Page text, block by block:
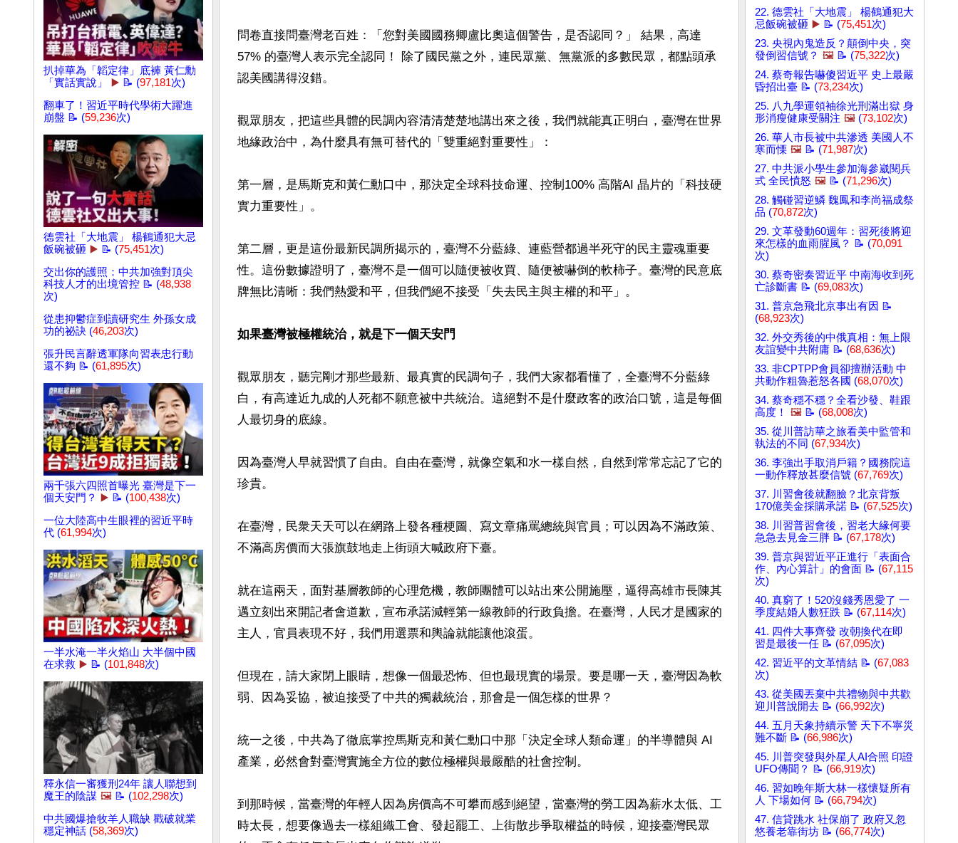
扒掉華為「韜定律」底褲 黃仁勳
「實話實說」
▶️ 📝 (97,181次)
翻車了！習近平時代學術大躍進
崩盤 📝 (59,236次)
德雲社「大地震」 楊鶴通犯大忌
飯碗被砸 ▶️ 📝 (75,451次)
交出你的護照：中共加強對頂尖
科技人才的出境管控 📝 (48,938
次)
從患抑鬱症到讀研究生 外孫女成
功的祕訣 (46,203次)
張升民言辭透軍隊向習表忠行動
還不夠 📝 (61,895次)
兩千張六四照首曝光 臺灣是下一
個天安門？
▶️ 📝 (100,438次)
一位大陸高中生眼裡的習近平時
代 (61,994次)
一半水淹一半火焰山 大半個中國
在求救 ▶️ 📝 (101,848次)
釋永信一審獲刑24年 讓人聯想到
魔王的陰謀 🖼️ 📝 (102,298次)
中共國爆搶牧羊人職缺 戳破就業
穩定神話 (58,369次)
問卷直接問臺灣老百姓：「您對美國國務卿盧比奧這個警告，是否認同？」 結果，高達
57% 的臺灣人表示完全認同！ 除了國民黨之外，連民眾黨、無黨派的多數民眾，都點頭承
認美國講得沒錯。
觀眾朋友，把這些具體的民調內容清清楚楚地講出來之後，我們就能真正明白，臺灣在世界
地緣政治中，為什麼具有無可替代的「雙重絕對重要性」：
第一層，是馬斯克和黃仁勳口中，那決定全球科技命運、控制100% 高階AI 晶片的「科技硬
實力重要性」。
第二層，更是這份最新民調所揭示的，臺灣不分藍綠、連藍營都過半死守的民主靈魂重要
性。這份數據證明了，臺灣不是一個可以隨便被收買、隨便被嚇倒的軟柿子。臺灣的民意底
牌無比清晰：我們熱愛和平，但我們絕不接受「失去民主與主權的和平」。
如果臺灣被極權統治，就是下一個天安門
觀眾朋友，聽完剛才那些最新、最真實的民調句子，我們大家都看懂了，全臺灣不分藍綠
白，有高達近九成的人死都不願意被中共統治。這絕對不是什麼政客的政治口號，這是每個
人最切身的底線。
因為臺灣人早就習慣了自由。自由在臺灣，就像空氣和水一樣自然，自然到常常忘記了它的
珍貴。
在臺灣，民衆天天可以在網路上發各種梗圖、寫文章痛罵總統與官員；可以因為不滿政策、
不滿高房價而大張旗鼓地走上街頭大喊政府下臺。
就在這兩天，面對基層教師的心理危機，教師團體可以站出來公開施壓，逼得高雄市長陳其
邁立刻出來開記者會道歉，宣布承諾減輕第一線教師的行政負擔。在臺灣，人民才是國家的
主人，官員表現不好，我們用選票和輿論就能讓他滾蛋。
但現在，請大家閉上眼睛，想像一個最恐怖、但也最現實的場景。要是哪一天，臺灣因為軟
弱、因為妥協，被迫接受了中共的獨裁統治，那會是一個怎樣的世界？
統一之後，中共為了徹底掌控馬斯克和黃仁勳口中那「決定全球人類命運」的半導體與 AI
產業，必然會對臺灣實施全方位的數位極權與最嚴酷的社會控制。
到那時候，當臺灣的年輕人因為房價高不可攀而感到絕望，當臺灣的勞工因為薪水太低、工
時太長，想要像過去一樣組織工會、發起罷工、上街散步爭取權益的時候，迎接臺灣民眾
22. 德雲社「大地震」 楊鶴通犯大
忌飯碗被砸 ▶️ 📝 (75,451次)
23. 央視內鬼造反？顛倒中央，突
發倒習信號？ 🖼️ 📝 (75,322次)
24. 蔡奇報告嚇傻習近平 史上最嚴
昏招出臺 📝 (73,234次)
25. 八九學運領袖徐光刑滿出獄 身
形消瘦健康受關注 🖼️ (73,102次)
26. 華人市長被中共滲透 美國人不
寒而慄 🖼️ 📝 (71,987次)
27. 中共派小學生參加海參崴閱兵
式 全民憤怒 🖼️ 📝 (71,296次)
28. 觸碰習逆鱗 魏鳳和李尚福成祭
品 (70,872次)
29. 文革發動60週年：習死後將迎
來怎樣的血雨腥風？ 📝 (70,091
次)
30. 蔡奇密奏習近平 中南海收到死
亡診斷書 📝 (69,083次)
31. 普京急飛北京事出有因 📝
(68,923次)
32. 外交秀後的中俄真相：無上限
友誼變中共附庸 📝 (68,636次)
33. 非CPTPP會員卻擅辦活動 中
共動作粗魯惹怒各國 (68,070次)
34. 蔡奇穩不穩？全看沙發、鞋跟
高度！
🖼️ 📝 (68,008次)
35. 從川普訪華之旅看美中監管和
執法的不同 (67,934次)
36. 李強出手取消戶籍？國務院這
一動作釋放甚麼信號 (67,769次)
37. 川習會後就翻臉？北京背叛
170億美金採購承諾 📝 (67,525次)
38. 川習普習會後，習老大緣何要
急急去見金三胖 📝 (67,178次)
39. 普京與習近平正進行「表面合
作、內心算計」的會面 📝 (67,115
次)
40. 真窮了！520沒錢秀恩愛了 一
季度結婚人數狂跌 📝 (67,114次)
41. 四件大事齊發 改朝換代在即
習是最後一任 📝 (67,095次)
42. 習近平的文革情結 📝 (67,083
次)
43. 從美國丟棄中共禮物與中共歡
迎川普說開去 📝 (66,992次)
44. 五月天象持續示警 天下不寧災
難不斷 📝 (66,986次)
45. 川普突發與外星人AI合照 印證
UFO傳聞？ 📝 (66,919次)
46. 習如晚年斯大林一樣懷疑所有
人 下場如何 📝 (66,794次)
47. 信貸跳水 社保崩了 政府又忽
悠養老靠街坊 📝 (66,774次)